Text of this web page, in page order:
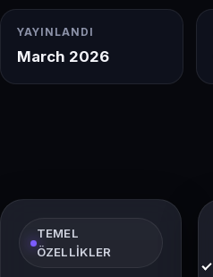
YAYINLANDI
March 2026
TEMEL
ÖZELLIKLER